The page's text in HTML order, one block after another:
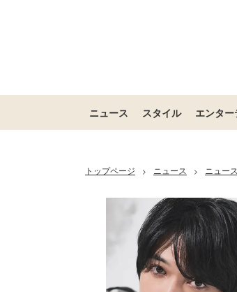
ニュース スタイル エンタ
トップページ > ニュース > ニュース